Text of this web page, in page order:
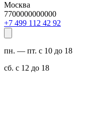
Москва
7700000000000
29 24 211 994 7+
пн. — пт. с 10 до 18
сб. с 12 до 18